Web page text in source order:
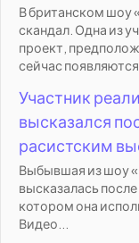
В британском шоу
скандал. Одна из
проект,
сейчас
Участник
высказался
расистским
Выбывшая из шоу «
высказалась
котором она
Видео...